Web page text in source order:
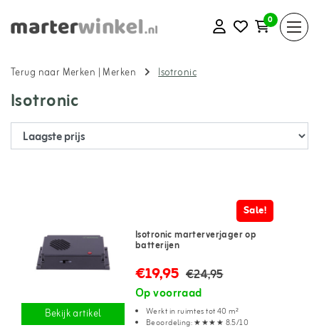
0
Terug naar Merken | Merken Isotronic
Isotronic
Bekijk artikel
Sale!
Isotronic marterverjager op
batterijen
€19,95 €24,95
Op voorraad
Werkt in ruimtes tot 40 m²
Beoordeling: ★★★★ 8.5/10